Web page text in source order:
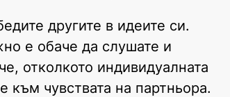
другите в идеите си.
е обаче да слушате и
отколкото индивидуалната
чувствата на партньора.